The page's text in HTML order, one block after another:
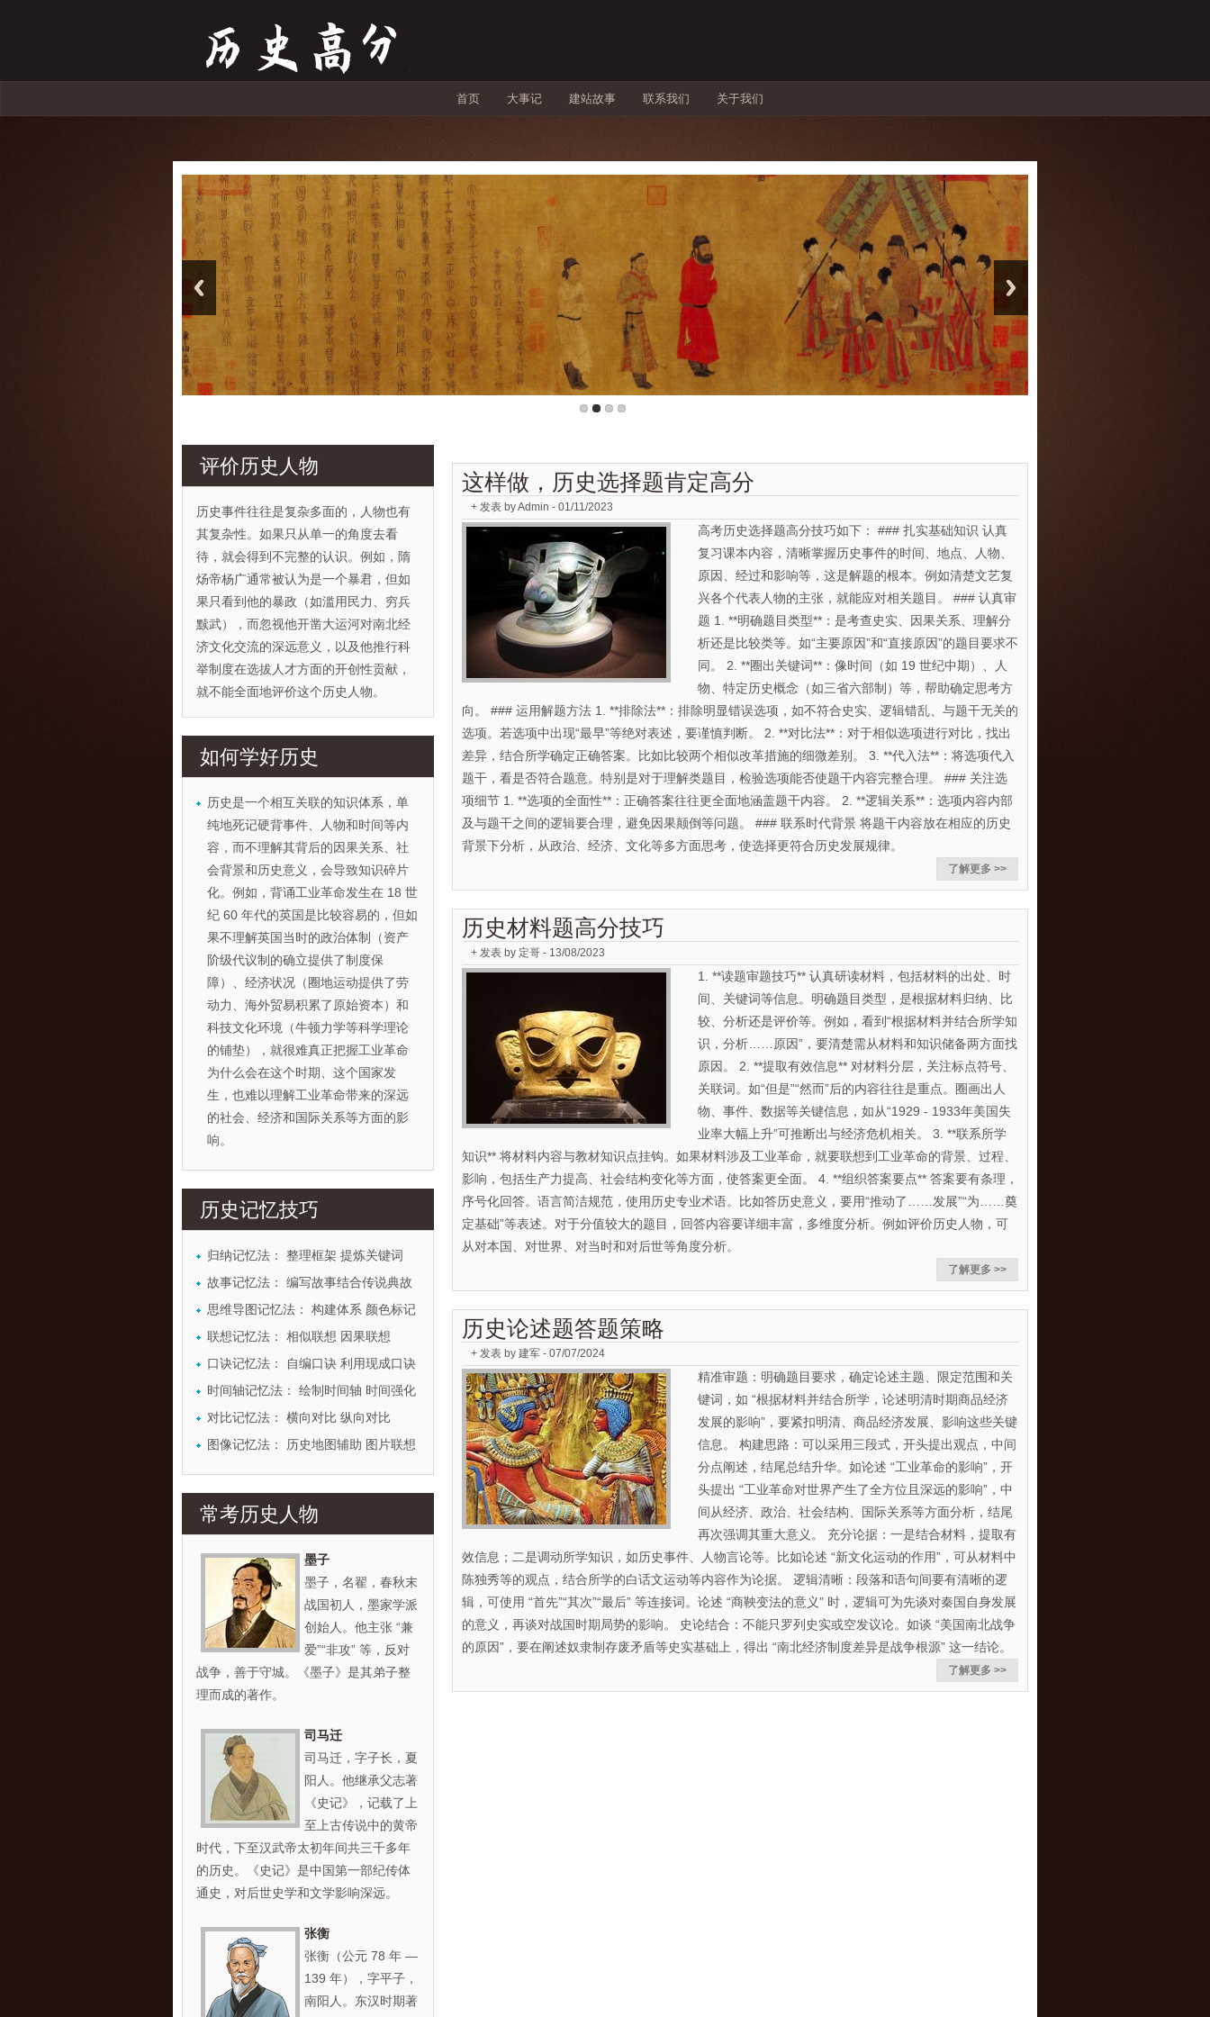
首页 大事记 建站故事 联系我们 关于我们
评价历史人物
历史事件往往是复杂多面的，人物也有
其复杂性。如果只从单一的角度去看
待，就会得到不完整的认识。例如，隋
炀帝杨广通常被认为是一个暴君，但如
果只看到他的暴政（如滥用民力、穷兵
黩武），而忽视他开凿大运河对南北经
济文化交流的深远意义，以及他推行科
举制度在选拔人才方面的开创性贡献，
就不能全面地评价这个历史人物。
如何学好历史
历史是一个相互关联的知识体系，单
纯地死记硬背事件、人物和时间等内
容，而不理解其背后的因果关系、社
会背景和历史意义，会导致知识碎片
化。例如，背诵工业革命发生在 18 世
纪 60 年代的英国是比较容易的，但如
果不理解英国当时的政治体制（资产
阶级代议制的确立提供了制度保
障）、经济状况（圈地运动提供了劳
动力、海外贸易积累了原始资本）和
科技文化环境（牛顿力学等科学理论
的铺垫），就很难真正把握工业革命
为什么会在这个时期、这个国家发
生，也难以理解工业革命带来的深远
的社会、经济和国际关系等方面的影
响。
历史记忆技巧
归纳记忆法： 整理框架 提炼关键词
故事记忆法： 编写故事结合传说典故
思维导图记忆法： 构建体系 颜色标记
联想记忆法： 相似联想 因果联想
口诀记忆法： 自编口诀 利用现成口诀
时间轴记忆法： 绘制时间轴 时间强化
对比记忆法： 横向对比 纵向对比
图像记忆法： 历史地图辅助 图片联想
常考历史人物
墨子
墨子，名翟，春秋末
战国初人，墨家学派
创始人。他主张 “兼
爱”“非攻” 等，反对
战争，善于守城。《墨子》是其弟子整
理而成的著作。
司马迁
司马迁，字子长，夏
阳人。他继承父志著
《史记》，记载了上
至上古传说中的黄帝
时代，下至汉武帝太初年间共三千多年
的历史。《史记》是中国第一部纪传体
通史，对后世史学和文学影响深远。
张衡
张衡（公元 78 年 —
139 年），字平子，
南阳人。东汉时期著
这样做，历史选择题肯定高分
+ 发表 by Admin - 01/11/2023
高考历史选择题高分技巧如下： ### 扎实基础知识 认真
复习课本内容，清晰掌握历史事件的时间、地点、人物、
原因、经过和影响等，这是解题的根本。例如清楚文艺复
兴各个代表人物的主张，就能应对相关题目。 ### 认真审
题 1. **明确题目类型**：是考查史实、因果关系、理解分
析还是比较类等。如“主要原因”和“直接原因”的题目要求不
同。 2. **圈出关键词**：像时间（如 19 世纪中期）、人
物、特定历史概念（如三省六部制）等，帮助确定思考方
向。 ### 运用解题方法 1. **排除法**：排除明显错误选项，如不符合史实、逻辑错乱、与题干无关的
选项。若选项中出现“最早”等绝对表述，要谨慎判断。 2. **对比法**：对于相似选项进行对比，找出
差异，结合所学确定正确答案。比如比较两个相似改革措施的细微差别。 3. **代入法**：将选项代入
题干，看是否符合题意。特别是对于理解类题目，检验选项能否使题干内容完整合理。 ### 关注选
项细节 1. **选项的全面性**：正确答案往往更全面地涵盖题干内容。 2. **逻辑关系**：选项内容内部
及与题干之间的逻辑要合理，避免因果颠倒等问题。 ### 联系时代背景 将题干内容放在相应的历史
背景下分析，从政治、经济、文化等多方面思考，使选择更符合历史发展规律。
了解更多 >>
历史材料题高分技巧
+ 发表 by 定哥 - 13/08/2023
1. **读题审题技巧** 认真研读材料，包括材料的出处、时
间、关键词等信息。明确题目类型，是根据材料归纳、比
较、分析还是评价等。例如，看到“根据材料并结合所学知
识，分析……原因”，要清楚需从材料和知识储备两方面找
原因。 2. **提取有效信息** 对材料分层，关注标点符号、
关联词。如“但是”“然而”后的内容往往是重点。圈画出人
物、事件、数据等关键信息，如从“1929 - 1933年美国失
业率大幅上升”可推断出与经济危机相关。 3. **联系所学
知识** 将材料内容与教材知识点挂钩。如果材料涉及工业革命，就要联想到工业革命的背景、过程、
影响，包括生产力提高、社会结构变化等方面，使答案更全面。 4. **组织答案要点** 答案要有条理，
序号化回答。语言简洁规范，使用历史专业术语。比如答历史意义，要用“推动了……发展”“为……奠
定基础”等表述。对于分值较大的题目，回答内容要详细丰富，多维度分析。例如评价历史人物，可
从对本国、对世界、对当时和对后世等角度分析。
了解更多 >>
历史论述题答题策略
+ 发表 by 建军 - 07/07/2024
精准审题：明确题目要求，确定论述主题、限定范围和关
键词，如 “根据材料并结合所学，论述明清时期商品经济
发展的影响”，要紧扣明清、商品经济发展、影响这些关键
信息。 构建思路：可以采用三段式，开头提出观点，中间
分点阐述，结尾总结升华。如论述 “工业革命的影响”，开
头提出 “工业革命对世界产生了全方位且深远的影响”，中
间从经济、政治、社会结构、国际关系等方面分析，结尾
再次强调其重大意义。 充分论据：一是结合材料，提取有
效信息；二是调动所学知识，如历史事件、人物言论等。比如论述 “新文化运动的作用”，可从材料中
陈独秀等的观点，结合所学的白话文运动等内容作为论据。 逻辑清晰：段落和语句间要有清晰的逻
辑，可使用 “首先”“其次”“最后” 等连接词。论述 “商鞅变法的意义” 时，逻辑可为先谈对秦国自身发展
的意义，再谈对战国时期局势的影响。 史论结合：不能只罗列史实或空发议论。如谈 “美国南北战争
的原因”，要在阐述奴隶制存废矛盾等史实基础上，得出 “南北经济制度差异是战争根源” 这一结论。
了解更多 >>